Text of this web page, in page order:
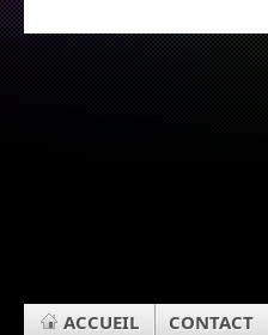
ACCUEIL CONTACT